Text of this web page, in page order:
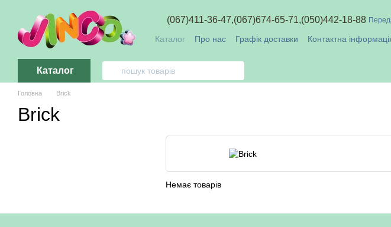
Перейти до основного контенту
(067)411-36-47,(067)674-65-71,(050)442-18-88
Каталог Про нас Графік доставки Контактна
Каталог
Головна Brick
Brick
Немає товарів